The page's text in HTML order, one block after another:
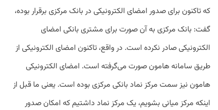
که تاکنون برای صدور امضای الکترونیکی در بانک مرکزی برقرار بوده،
گفت: بانک مرکزی به آن صورت برای مشتری بانکی امضای
الکترونیکی صادر نکرده است. در واقع، تاکنون امضای الکترونیکی از
طریق سامانه هامون صورت می‌گرفته است. امضای الکترونیکی
هامون نیز سمت مرکز نماد بانکی مرکزی بوده است. یعنی ما قبل از
اینکه مرکز میانی بشویم، یک مرکز نماد داشتیم که امکان صدور